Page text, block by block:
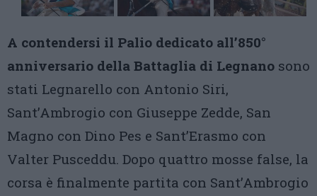
A contendersi il Palio dedicato all’850°
anniversario della Battaglia di Legnano sono
stati Legnarello con Antonio Siri,
Sant’Ambrogio con Giuseppe Zedde, San
Magno con Dino Pes e Sant’Erasmo con
Valter Pusceddu. Dopo quattro mosse false, la
corsa è finalmente partita con Sant’Ambrogio